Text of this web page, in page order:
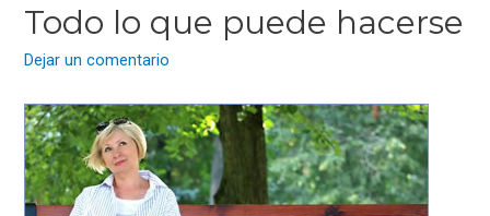
Todo lo que puede hacerse
Dejar un comentario